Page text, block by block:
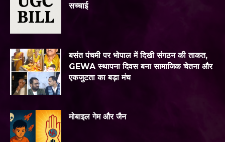
सच्चाई
बसंत पंचमी पर भोपाल में दिखी संगठन की ताकत,
GEWA स्थापना दिवस बना सामाजिक चेतना और
एकजुटता का बड़ा मंच
मोबाइल गेम और जैन